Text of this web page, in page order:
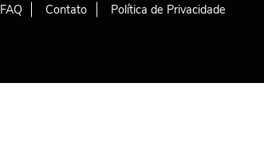
FAQ Contato Política de Privacidade